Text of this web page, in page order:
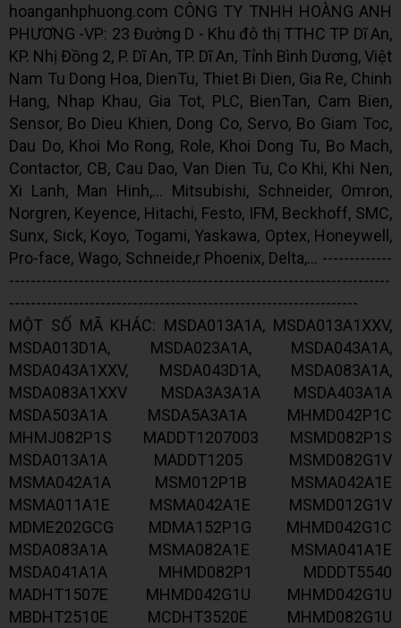
hoanganhphuong.com CÔNG TY TNHH HOÀNG ANH
PHƯƠNG -VP: 23 Đường D - Khu đô thị TTHC TP Dĩ An,
KP. Nhị Đồng 2, P. Dĩ An, TP. Dĩ An, Tỉnh Bình Dương, Việt
Nam Tu Dong Hoa, DienTu, Thiet Bi Dien, Gia Re, Chinh
Hang, Nhap Khau, Gia Tot, PLC, BienTan, Cam Bien,
Sensor, Bo Dieu Khien, Dong Co, Servo, Bo Giam Toc,
Dau Do, Khoi Mo Rong, Role, Khoi Dong Tu, Bo Mach,
Contactor, CB, Cau Dao, Van Dien Tu, Co Khi, Khi Nen,
Xi Lanh, Man Hinh,... Mitsubishi, Schneider, Omron,
Norgren, Keyence, Hitachi, Festo, IFM, Beckhoff, SMC,
Sunx, Sick, Koyo, Togami, Yaskawa, Optex, Honeywell,
Pro-face, Wago, Schneide,r Phoenix, Delta,... -------------
-----------------------------------------------------------------------
-----------------------------------------------------------------
MỘT SỐ MÃ KHÁC: MSDA013A1A, MSDA013A1XXV,
MSDA013D1A, MSDA023A1A, MSDA043A1A,
MSDA043A1XXV, MSDA043D1A, MSDA083A1A,
MSDA083A1XXV MSDA3A3A1A MSDA403A1A
MSDA503A1A MSDA5A3A1A MHMD042P1C
MHMJ082P1S MADDT1207003 MSMD082P1S
MSDA013A1A MADDT1205 MSMD082G1V
MSMA042A1A MSM012P1B MSMA042A1E
MSMA011A1E MSMA042A1E MSMD012G1V
MDME202GCG MDMA152P1G MHMD042G1C
MSDA083A1A MSMA082A1E MSMA041A1E
MSDA041A1A MHMD082P1 MDDDT5540
MADHT1507E MHMD042G1U MHMD042G1U
MBDHT2510E MCDHT3520E MHMD082G1U